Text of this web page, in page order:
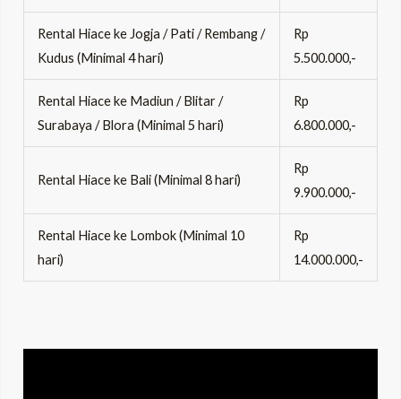
Rental Hiace ke Jogja / Pati / Rembang /
Kudus (Minimal 4 hari)
Rp
5.500.000,-
Rental Hiace ke Madiun / Blitar /
Surabaya / Blora (Minimal 5 hari)
Rp
6.800.000,-
Rental Hiace ke Bali (Minimal 8 hari)
Rp
9.900.000,-
Rental Hiace ke Lombok (Minimal 10
hari)
Rp
14.000.000,-